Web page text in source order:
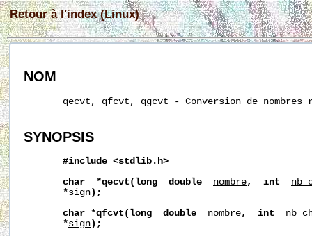
Retour à l'index (Linux)
NOM
qecvt, qfcvt, qgcvt - Conversion de nombres
SYNOPSIS
#include <stdlib.h>
char
*qecvt(long double nombre, int
*sign );
char *qfcvt(long double nombre, int
*sign );